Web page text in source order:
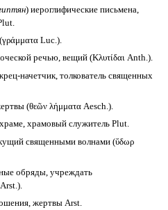
) иероглифические письмена,
Luc.).
речью, вещий (Κλυτίδαι Anth.).
начетчик, толкователь священных
(θεῶν λήμματα Aesch.).
храмовый служитель Plut.
священными волнами (ὕδωρ
обряды, учреждать
жертвы Arst.